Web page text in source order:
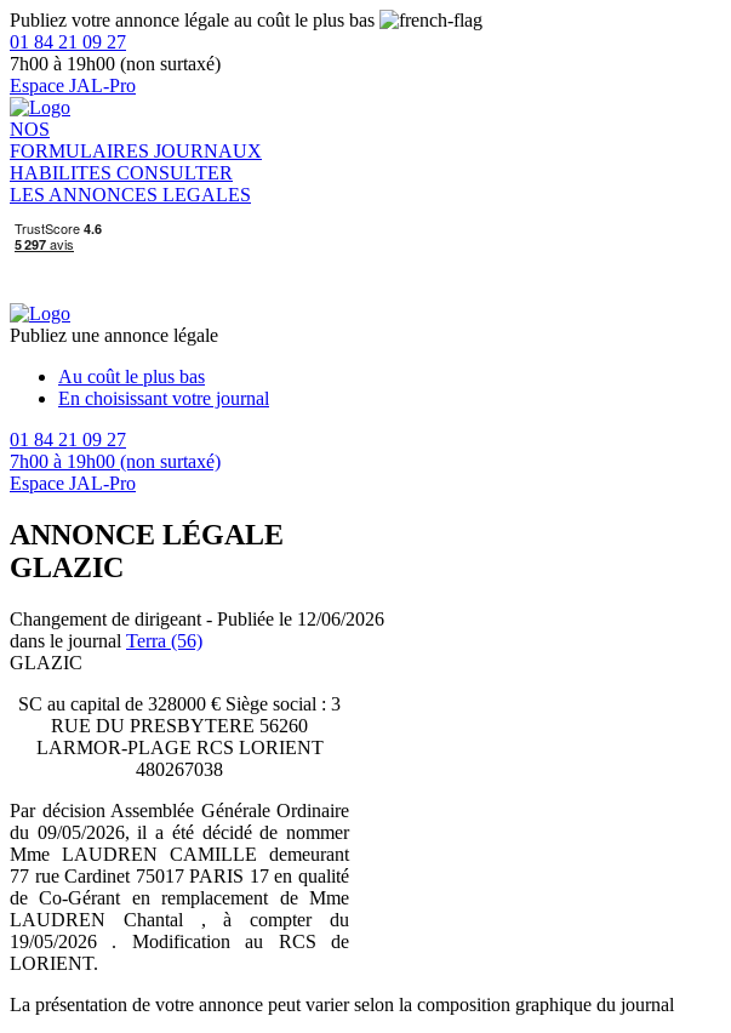
Publiez votre annonce légale au coût le plus bas
01 84 21 09 27
7h00 à 19h00 (non surtaxé)
Espace JAL-Pro
NOS
FORMULAIRES JOURNAUX
HABILITES CONSULTER
LES ANNONCES LEGALES
Publiez une annonce légale
Au coût le plus bas
En choisissant votre journal
01 84 21 09 27
7h00 à 19h00 (non surtaxé)
Espace JAL-Pro
ANNONCE LÉGALE
GLAZIC
Changement de dirigeant - Publiée le 12/06/2026
dans le journal Terra (56)
GLAZIC
SC au capital de 328000 € Siège social : 3
RUE DU PRESBYTERE 56260
LARMOR-PLAGE RCS LORIENT
480267038
Par décision Assemblée Générale Ordinaire
du 09/05/2026, il a été décidé de nommer
Mme LAUDREN CAMILLE demeurant
77 rue Cardinet 75017 PARIS 17 en qualité
de Co-Gérant en remplacement de Mme
LAUDREN Chantal , à compter du
19/05/2026 . Modification au RCS de
LORIENT.
La présentation de votre annonce peut varier selon la composition graphique du journal